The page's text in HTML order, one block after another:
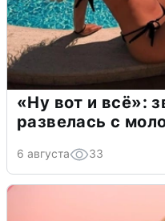
«Ну вот и всё»:
развелась с
6 августа 33